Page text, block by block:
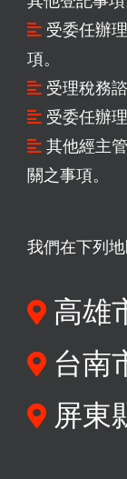
受委任辦
項。
受理稅務
受委任辦
其他經主
關之事項。
我們在下列
高雄
台南
屏東